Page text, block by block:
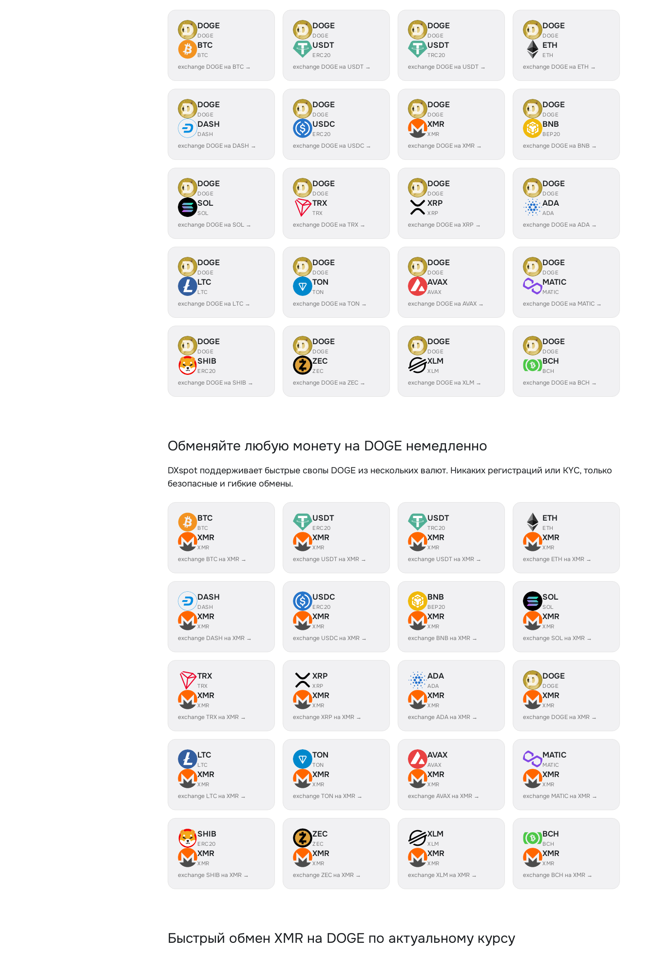
DOGE
DOGE
BTC
BTC
exchange DOGE на BTC →
DOGE
DOGE
USDT
ERC20
exchange DOGE на USDT →
DOGE
DOGE
USDT
TRC20
exchange DOGE на USDT →
DOGE
DOGE
ETH
ETH
exchange DOGE на ETH →
DOGE
DOGE
DASH
DASH
exchange DOGE на DASH →
DOGE
DOGE
USDC
ERC20
exchange DOGE на USDC →
DOGE
DOGE
XMR
XMR
exchange DOGE на XMR →
DOGE
DOGE
BNB
BEP20
exchange DOGE на BNB →
DOGE
DOGE
SOL
SOL
exchange DOGE на SOL →
DOGE
DOGE
TRX
TRX
exchange DOGE на TRX →
DOGE
DOGE
XRP
XRP
exchange DOGE на XRP →
DOGE
DOGE
ADA
ADA
exchange DOGE на ADA →
DOGE
DOGE
LTC
LTC
exchange DOGE на LTC →
DOGE
DOGE
TON
TON
exchange DOGE на TON →
DOGE
DOGE
AVAX
AVAX
exchange DOGE на AVAX →
DOGE
DOGE
MATIC
MATIC
exchange DOGE на MATIC →
DOGE
DOGE
SHIB
ERC20
exchange DOGE на SHIB →
DOGE
DOGE
ZEC
ZEC
exchange DOGE на ZEC →
DOGE
DOGE
XLM
XLM
exchange DOGE на XLM →
DOGE
DOGE
BCH
BCH
exchange DOGE на BCH →
Обменяйте любую монету на DOGE немедленно
DXspot поддерживает быстрые свопы DOGE из нескольких валют. Никаких регистраций или KYC, только
безопасные и гибкие обмены.
BTC
BTC
XMR
XMR
exchange BTC на XMR →
USDT
ERC20
XMR
XMR
exchange USDT на XMR →
USDT
TRC20
XMR
XMR
exchange USDT на XMR →
ETH
ETH
XMR
XMR
exchange ETH на XMR →
DASH
DASH
XMR
XMR
exchange DASH на XMR →
USDC
ERC20
XMR
XMR
exchange USDC на XMR →
BNB
BEP20
XMR
XMR
exchange BNB на XMR →
SOL
SOL
XMR
XMR
exchange SOL на XMR →
TRX
TRX
XMR
XMR
exchange TRX на XMR →
XRP
XRP
XMR
XMR
exchange XRP на XMR →
ADA
ADA
XMR
XMR
exchange ADA на XMR →
DOGE
DOGE
XMR
XMR
exchange DOGE на XMR →
LTC
LTC
XMR
XMR
exchange LTC на XMR →
TON
TON
XMR
XMR
exchange TON на XMR →
AVAX
AVAX
XMR
XMR
exchange AVAX на XMR →
MATIC
MATIC
XMR
XMR
exchange MATIC на XMR →
SHIB
ERC20
XMR
XMR
exchange SHIB на XMR →
ZEC
ZEC
XMR
XMR
exchange ZEC на XMR →
XLM
XLM
XMR
XMR
exchange XLM на XMR →
BCH
BCH
XMR
XMR
exchange BCH на XMR →
Быстрый обмен XMR на DOGE по актуальному курсу